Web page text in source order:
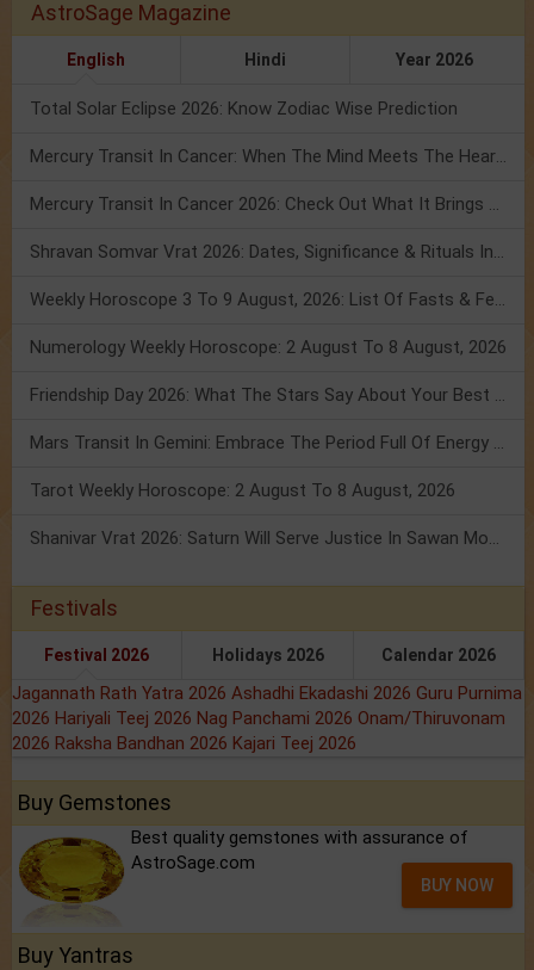
AstroSage Magazine
English Hindi Year 2026
Total Solar Eclipse 2026: Know Zodiac Wise Prediction
Mercury Transit In Cancer: When The Mind Meets The Heart!
Mercury Transit In Cancer 2026: Check Out What It Brings For You
Shravan Somvar Vrat 2026: Dates, Significance & Rituals In August
Weekly Horoscope 3 To 9 August, 2026: List Of Fasts & Festivals
Numerology Weekly Horoscope: 2 August To 8 August, 2026
Friendship Day 2026: What The Stars Say About Your Best Friend!
Mars Transit In Gemini: Embrace The Period Full Of Energy & Intelligence
Tarot Weekly Horoscope: 2 August To 8 August, 2026
Shanivar Vrat 2026: Saturn Will Serve Justice In Sawan Month!
Festivals
Festival 2026 Holidays 2026 Calendar 2026
Jagannath Rath Yatra 2026 Ashadhi Ekadashi 2026 Guru Purnima
2026 Hariyali Teej 2026 Nag Panchami 2026 Onam/Thiruvonam
2026 Raksha Bandhan 2026 Kajari Teej 2026
Buy Gemstones
Best quality gemstones with assurance of
AstroSage.com
BUY NOW
Buy Yantras